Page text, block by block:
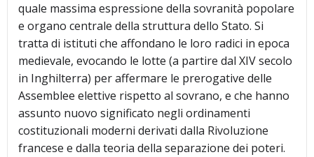
quale massima espressione della sovranità popolare
e organo centrale della struttura dello Stato. Si
tratta di istituti che affondano le loro radici in epoca
medievale, evocando le lotte (a partire dal XIV secolo
in Inghilterra) per affermare le prerogative delle
Assemblee elettive rispetto al sovrano, e che hanno
assunto nuovo significato negli ordinamenti
costituzionali moderni derivati dalla Rivoluzione
francese e dalla teoria della separazione dei poteri.